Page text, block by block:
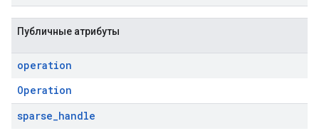
Публичные атрибуты
operation
Operation
sparse_handle